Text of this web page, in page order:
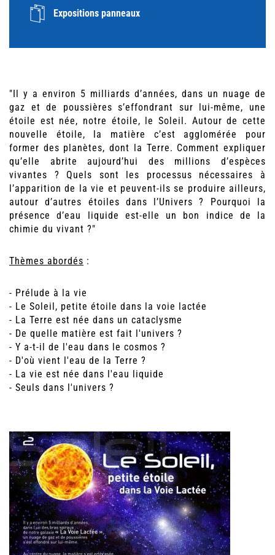
Expositions panneaux
"Il y a environ 5 milliards d’années, dans un nuage de
gaz et de poussières s’effondrant sur lui-même, une
étoile est née, notre étoile, le Soleil. Autour de cette
nouvelle étoile, la matière c’est agglomérée pour
former des planètes, dont la Terre. Comment expliquer
qu’elle abrite aujourd’hui des millions d’espèces
vivantes ? Quels sont les processus nécessaires à
l’apparition de la vie et peuvent-ils se produire ailleurs,
autour d’autres étoiles dans l’Univers ? Pourquoi la
présence d’eau liquide est-elle un bon indice de la
chimie du vivant ?"
Thèmes abordés :
- Prélude à la vie
- Le Soleil, petite étoile dans la voie lactée
- La Terre est née dans un cataclysme
- De quelle matière est fait l'univers ?
- Y a-t-il de l'eau dans le cosmos ?
- D'où vient l'eau de la Terre ?
- La vie est née dans l'eau liquide
- Seuls dans l'univers ?